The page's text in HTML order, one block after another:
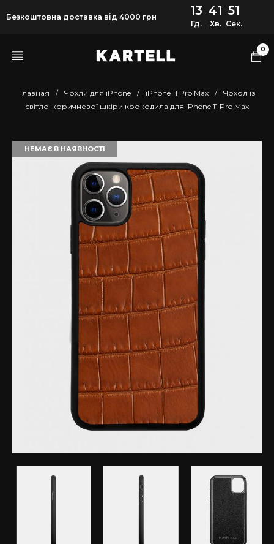
Безкоштовна доставка від 4000 грн 13
Гд.
41
Хв.
51
Сек.
0
Главная / Чохли для iPhone / iPhone 11 Pro Max /
Чохол із
світло-коричневої шкіри крокодила для iPhone 11 Pro Max
НЕМАЄ В НАЯВНОСТІ